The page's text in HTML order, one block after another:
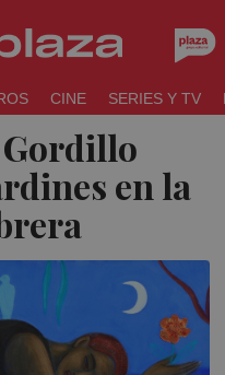
CINE SERIES Y TV
en la